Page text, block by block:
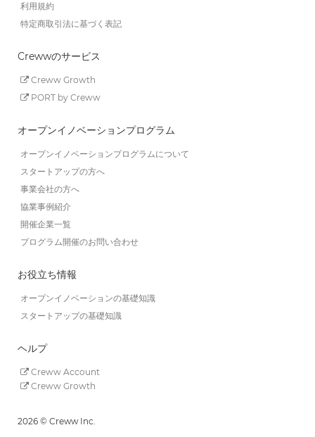
利用規約
特定商取引法に基づく表記
Crewwのサービス
Creww Growth
PORT by Creww
オープンイノベーションプログラム
オープンイノベーションプログラムについて
スタートアップの方へ
事業会社の方へ
協業事例紹介
開催企業一覧
プログラム開催のお問い合わせ
お役立ち情報
オープンイノベーションの基礎知識
スタートアップの基礎知識
ヘルプ
Creww Account
Creww Growth
2026 © Creww Inc.